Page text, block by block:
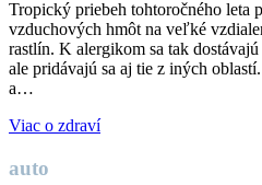
Tropický priebeh tohtoročného leta
vzduchových hmôt na veľké
rastlín. K alergikom sa tak
ale pridávajú sa aj tie z iných
a…
Viac o zdraví
auto